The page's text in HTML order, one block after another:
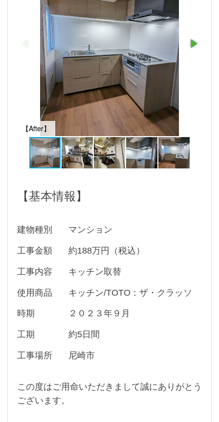
【After】
【基本情報】
建物種別 マンション
工事金額 約188万円（税込）
工事内容 キッチン取替
使用商品 キッチン/TOTO：ザ・クラッソ
時期 ２０２３年９月
工期 約5日間
工事場所 尼崎市
この度はご用命いただきまして誠にありがとう
ございます。